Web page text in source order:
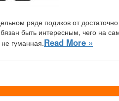
ряде подиков от
быть интересным, чего на
гуманная.Read More »